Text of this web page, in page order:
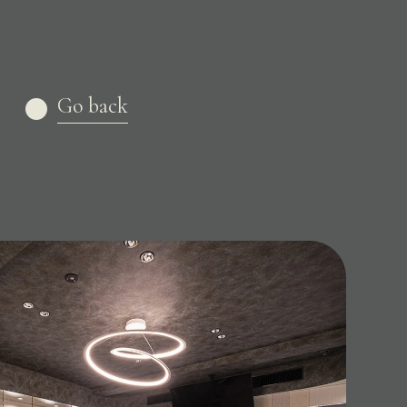
Go back